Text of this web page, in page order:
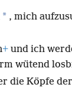
* , mich
+ und ich
wütend
die Köpfe